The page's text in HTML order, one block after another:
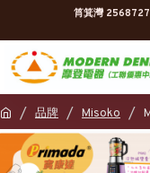
筲箕灣
品牌 Misoko